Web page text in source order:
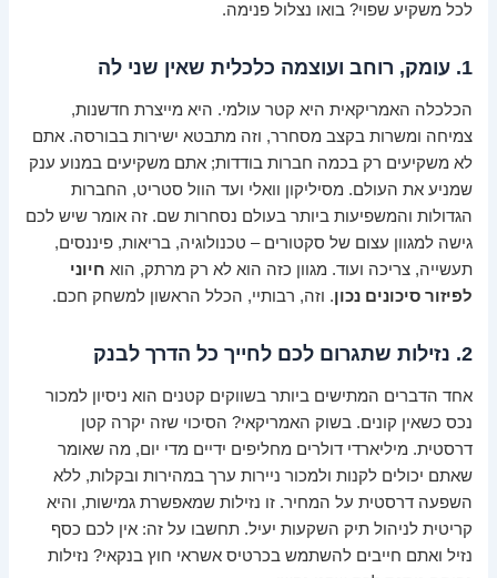
לכל משקיע שפוי? בואו נצלול פנימה.
1. עומק, רוחב ועוצמה כלכלית שאין שני לה
הכלכלה האמריקאית היא קטר עולמי. היא מייצרת חדשנות,
צמיחה ומשרות בקצב מסחרר, וזה מתבטא ישירות בבורסה. אתם
לא משקיעים רק בכמה חברות בודדות; אתם משקיעים במנוע ענק
שמניע את העולם. מסיליקון וואלי ועד הוול סטריט, החברות
הגדולות והמשפיעות ביותר בעולם נסחרות שם. זה אומר שיש לכם
גישה למגוון עצום של סקטורים – טכנולוגיה, בריאות, פיננסים,
תעשייה, צריכה ועוד. מגוון כזה הוא לא רק מרתק, הוא חיוני
לפיזור סיכונים נכון. וזה, רבותיי, הכלל הראשון למשחק חכם.
2. נזילות שתגרום לכם לחייך כל הדרך לבנק
אחד הדברים המתישים ביותר בשווקים קטנים הוא ניסיון למכור
נכס כשאין קונים. בשוק האמריקאי? הסיכוי שזה יקרה קטן
דרסטית. מיליארדי דולרים מחליפים ידיים מדי יום, מה שאומר
שאתם יכולים לקנות ולמכור ניירות ערך במהירות ובקלות, ללא
השפעה דרסטית על המחיר. זו נזילות שמאפשרת גמישות, והיא
קריטית לניהול תיק השקעות יעיל. תחשבו על זה: אין לכם כסף
נזיל ואתם חייבים להשתמש בכרטיס אשראי חוץ בנקאי? נזילות